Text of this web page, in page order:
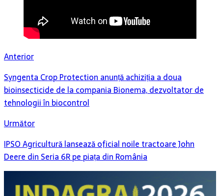
Anterior
Syngenta Crop Protection anunță achiziția a doua
bioinsecticide de la compania Bionema, dezvoltator de
tehnologii în biocontrol
Următor
IPSO Agricultură lansează oficial noile tractoare John
Deere din Seria 6R pe piața din România